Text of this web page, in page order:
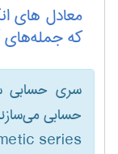
معادل های
که
سری حسابی
حسابی
series